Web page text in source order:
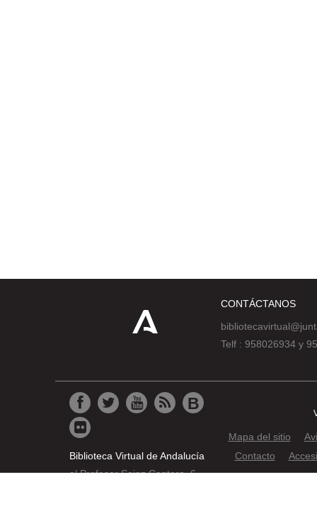
CONTÁCTANOS
Telf : 958026934 y
Biblioteca Virtual de Andalucía
c/ Profesor Sainz Cantero, 6
Mapa del sitio
Contacto